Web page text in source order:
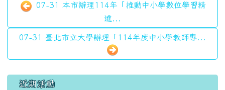
07-31 本市辦理114年「推動中小學數位學習精
進...
07-31 臺北市立大學辦理「114年度中小學教師專...
左邊區域內容
近期活動